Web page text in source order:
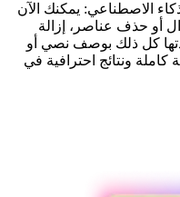
الاصطناعي: يمكنك الآن
أو حذف عناصر، إزالة
كل ذلك بوصف نصي أو
كاملة ونتائج احترافية في